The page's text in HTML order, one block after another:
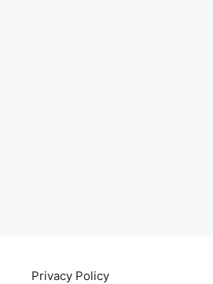
Privacy Policy